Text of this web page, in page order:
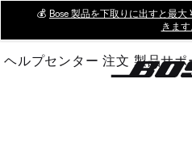
Main
💰 Bose 製品を下取りに出すと最
きます
ヘルプセンター 注文 製品サポ